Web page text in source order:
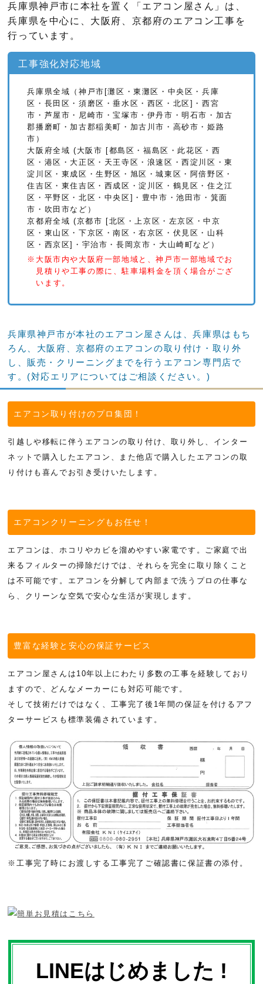
2026年07月31日
明石市朝霧台 W様邸 お見積り
兵庫県神戸市に本社を置く「エアコン屋さん」は、
兵庫県を中心に、 大阪府、京都府のエアコン工事を
行っています。
工事強化対応地域
兵庫県全域（神戸市[灘区・東灘区・中央区・兵庫
区・長田区・須磨区・垂水区・西区・北区]・西宮
市・芦屋市・尼崎市・宝塚市・伊丹市・明石市・加古
郡播磨町・加古郡稲美町・加古川市・高砂市・姫路
市）
大阪府全域 (大阪市 [都島区・福島区・此花区・西
区・港区・大正区・天王寺区・浪速区・西淀川区・東
淀川区・東成区・生野区・旭区・城東区・阿倍野区・
住吉区・東住吉区・西成区・淀川区・鶴見区・住之江
区・平野区・北区・中央区]・豊中市・池田市・箕面
市・吹田市など）
京都府全域 (京都市 [北区・上京区・左京区・中京
区・東山区・下京区・南区・右京区・伏見区・山科
区・西京区]・宇治市・長岡京市・大山崎町など）
※大阪市内や大阪府一部地域と、神戸市一部地域でお
見積りや工事の際に、駐車場料金を頂く場合がござ
います。
兵庫県神戸市が本社のエアコン屋さんは、兵庫県はもち
ろん、大阪府、京都府のエアコンの取り付け・取り外
し、販売・クリーニングまでを行うエアコン専門店で
す。(対応エリアについてはご相談ください。)
エアコン取り付けのプロ集団！
引越しや移転に伴うエアコンの取り付け、取り外し、インター
ネットで購入したエアコン、また他店で購入したエアコンの取
り付けも喜んでお引き受けいたします。
エアコンクリーニングもお任せ！
エアコンは、ホコリやカビを溜めやすい家電です。ご家庭で出
来るフィルターの掃除だけでは、それらを完全に取り除くこと
は不可能です。エアコンを分解して内部まで洗うプロの仕事な
ら、クリーンな空気で安心な生活が実現します。
豊富な経験と安心の保証サービス
エアコン屋さんは10年以上にわたり多数の工事を経験しており
ますので、どんなメーカーにも対応可能です。
そして技術だけではなく、工事完了後1年間の保証を付けるアフ
ターサービスも標準装備されています。
※工事完了時にお渡しする工事完了ご確認書に保証書の添付。
LINEはじめました !